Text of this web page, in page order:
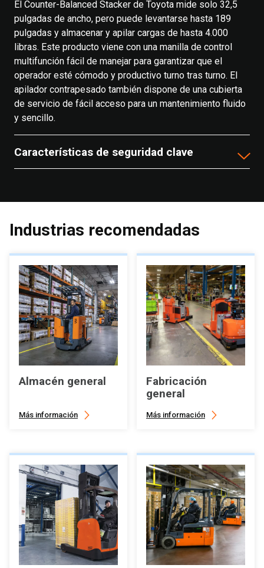
El Counter-Balanced Stacker de Toyota mide solo 32,5
pulgadas de ancho, pero puede levantarse hasta 189
pulgadas y almacenar y apilar cargas de hasta 4.000
libras. Este producto viene con una manilla de control
multifunción fácil de manejar para garantizar que el
operador esté cómodo y productivo turno tras turno. El
apilador contrapesado también dispone de una cubierta
de servicio de fácil acceso para un mantenimiento fluido
y sencillo.
Características de seguridad clave
Industrias recomendadas
Almacén general
Más información
Fabricación
general
Más información